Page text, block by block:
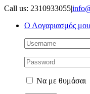
Μετάβαση
περιεχόμενο
Call us: 2310933055|
Ο Λογαριασμός μου
Να με θυμάσαι